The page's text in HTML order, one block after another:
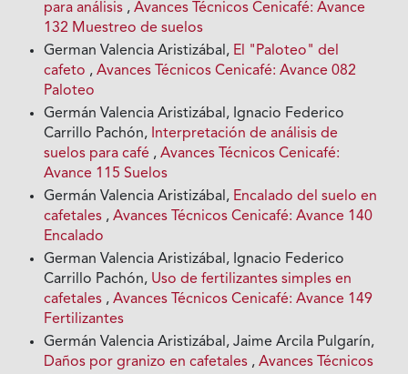
para análisis ,Avances Técnicos Cenicafé: Avance
132 Muestreo de suelos
German Valencia Aristizábal, El "Paloteo" del
cafeto ,Avances Técnicos Cenicafé: Avance 082
Paloteo
Germán Valencia Aristizábal, Ignacio Federico
Carrillo Pachón, Interpretación de análisis de
suelos para café ,Avances Técnicos Cenicafé:
Avance 115 Suelos
Germán Valencia Aristizábal, Encalado del suelo en
cafetales ,Avances Técnicos Cenicafé: Avance 140
Encalado
German Valencia Aristizábal, Ignacio Federico
Carrillo Pachón, Uso de fertilizantes simples en
cafetales ,Avances Técnicos Cenicafé: Avance 149
Fertilizantes
Germán Valencia Aristizábal, Jaime Arcila Pulgarín,
Daños por granizo en cafetales ,Avances Técnicos